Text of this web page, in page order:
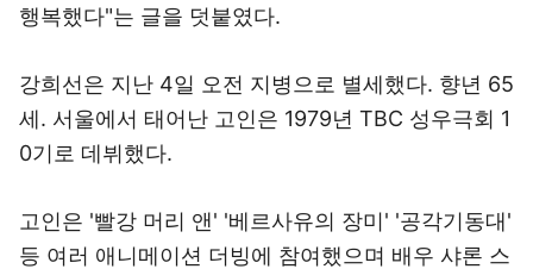
행복했다"는 글을 덧붙였다.
강희선은 지난 4일 오전 지병으로 별세했다. 향년 65
세. 서울에서 태어난 고인은 1979년 TBC 성우극회 1
0기로 데뷔했다.
고인은 '빨강 머리 앤' '베르사유의 장미' '공각기동대'
등 여러 애니메이션 더빙에 참여했으며 배우 샤론 스